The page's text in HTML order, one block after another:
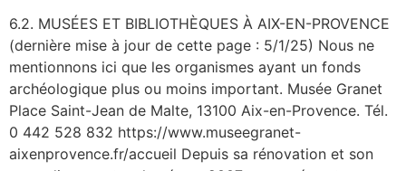
6.2. MUSÉES ET BIBLIOTHÈQUES À AIX-EN-PROVENCE
(dernière mise à jour de cette page : 5/1/25) Nous ne
mentionnons ici que les organismes ayant un fonds
archéologique plus ou moins important. Musée Granet
Place Saint-Jean de Malte, 13100 Aix-en-Provence. Tél.
0 442 528 832 https://www.museegranet-
aixenprovence.fr/accueil Depuis sa rénovation et son